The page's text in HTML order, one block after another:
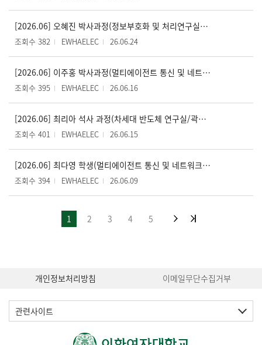
[2026.06] 오혜진 박사과정(정보부호화 및 처리연구실/강제원 교수) SCIE 논문 게재 승인 (JCR 상위 3.4%)
조회수 382 EWHAELEC 26.06.24
[2026.06] 이주홍 박사과정(멀티에이전트 통신 및 네트워크 연구실/박형곤 교수), IEEE Signal Processing Letters 논문 게재
조회수 395 EWHAELEC 26.06.16
[2026.06] 최리아 석사 과정(차세대 반도체 연구실/곽준영 교수), 2026년도 한국재료학회 GCIM 우수발표상 수상
조회수 401 EWHAELEC 26.06.15
[2026.06] 최다영 학생(멀티에이전트 통신 및 네트워크 연구실/박형곤 교수), 2026 표준인증안전학회 춘계 학술대회 우수논문상 수상
조회수 394 EWHAELEC 26.06.09
1 2 3 4 5
개인정보처리방침 이메일무단수집거부
관련사이트